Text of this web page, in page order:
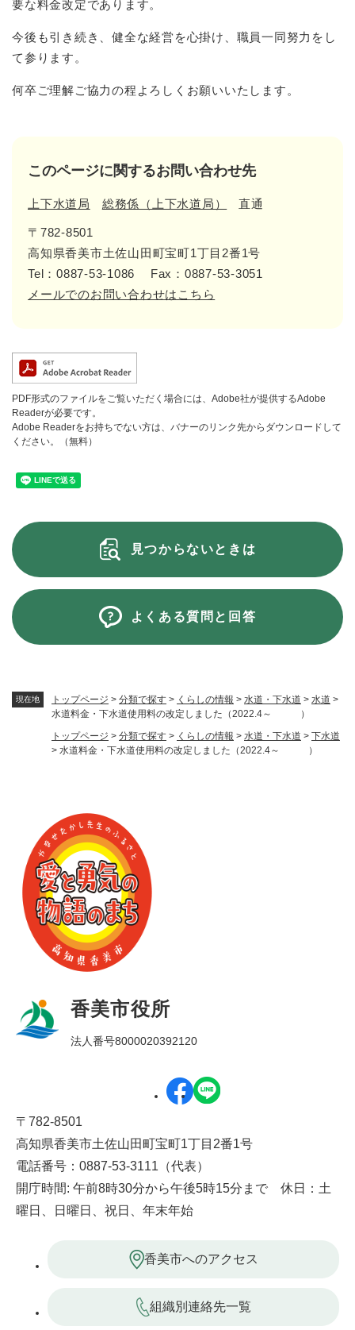
現在地 トップページ > 分類で探す > くらしの情報 > 水道・下水道 > 水道 >
水道料金・下水道使用料の改定しました（2022.4～ ）
トップページ > 分類で探す > くらしの情報 > 水道・下水道 > 下水道
> 水道料金・下水道使用料の改定しました（2022.4～ ）
要な料金改定であります。
今後も引き続き、健全な経営を心掛け、職員一同努力をし
て参ります。
何卒ご理解ご協力の程よろしくお願いいたします。
このページに関するお問い合わせ先
上下水道局 総務係（上下水道局） 直通
〒782-8501
高知県香美市土佐山田町宝町1丁目2番1号
Tel：0887-53-1086
Fax：0887-53-3051
メールでのお問い合わせはこちら
PDF形式のファイルをご覧いただく場合には、Adobe社が提供するAdobe
Readerが必要です。
Adobe Readerをお持ちでない方は、バナーのリンク先からダウンロードして
ください。（無料）
見つからないときは
よくある質問と回答
香美市役所
法人番号8000020392120
〒782-8501
高知県香美市土佐山田町宝町1丁目2番1号
電話番号：0887-53-3111（代表）
開庁時間: 午前8時30分から午後5時15分まで 休日：土
曜日、日曜日、祝日、年末年始
香美市へのアクセス
組織別連絡先一覧